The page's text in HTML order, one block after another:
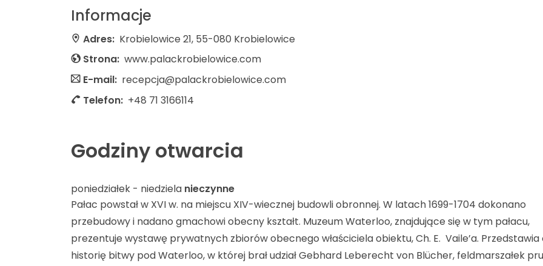
Informacje
Adres: Krobielowice 21, 55-080 Krobielowice
Strona: www.palackrobielowice.com
E-mail: recepcja@palackrobielowice.com
Telefon: +48 71 3166114
Godziny otwarcia
poniedziałek - niedziela nieczynne
Pałac powstał w XVI w. na miejscu XIV-wiecznej budowli obronnej. W latach 1699-1704 dokonano
przebudowy i nadano gmachowi obecny kształt. Muzeum Waterloo, znajdujące się w tym pałacu,
prezentuje wystawę prywatnych zbiorów obecnego właściciela obiektu, Ch. E. Vaile’a. Przedstawia
historię bitwy pod Waterloo, w której brał udział Gebhard Leberecht von Blücher, feldmarszałek